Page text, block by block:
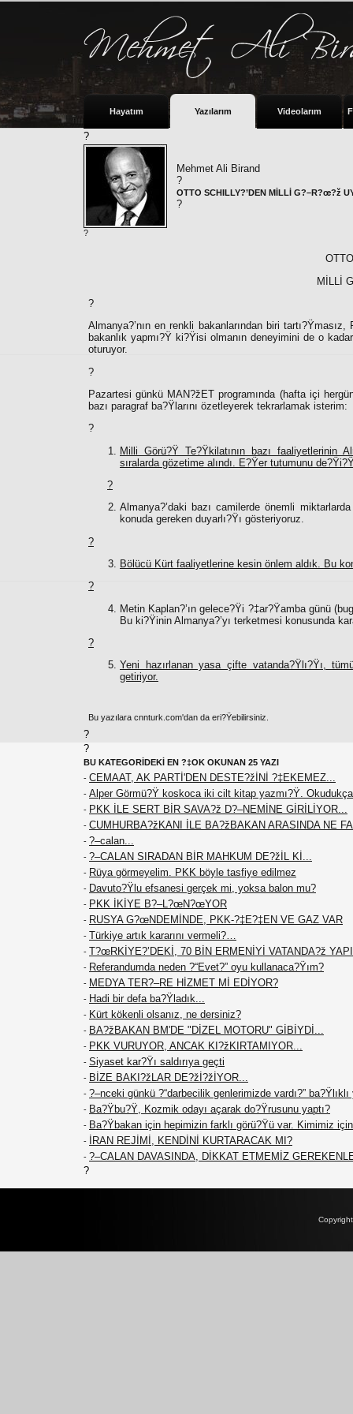
Hayatım Yazılarım Videolarım
?
Mehmet Ali Birand
?
OTTO SCHILLY?’DEN MİLLİ G?–R?œ?ž
?
?
MİLLİ
?
Almanya?’nın en renkli bakanlarından biri
bakanlık yapmı?Ÿ ki?Ÿisi olmanın deneyimini de o
oturuyor.
?
Pazartesi günkü MAN?žET programında (hafta içi
bazı paragraf ba?Ÿlarını özetleyerek tekrarlamak isterim:
?
Milli Görü?Ÿ Te?Ÿkilatının bazı faaliyetlerinin
sıralarda gözetime alındı. E?Ÿer tutumunu
?
Almanya?’daki bazı camilerde önemli
konuda gereken duyarlı?Ÿı gösteriyoruz.
?
Bölücü Kürt faaliyetlerine kesin önlem aldık. Bu
?
Metin Kaplan?’ın gelece?Ÿi ?‡ar?Ÿamba günü
Bu ki?Ÿinin Almanya?’yı terketmesi konusunda
?
Yeni hazırlanan yasa çifte vatanda?Ÿlı?Ÿı,
getiriyor.
Bu yazılara cnnturk.com'dan da eri?Ÿebilirsiniz.
?
?
BU KATEGORİDEKİ EN ?‡OK OKUNAN 25 YAZI
- CEMAAT, AK PARTİ'DEN DESTE?žİNİ ?‡EKEMEZ...
- Alper Görmü?Ÿ koskoca iki cilt kitap yazmı?Ÿ.
- PKK İLE SERT BİR SAVA?ž D?–NEMİNE GİRİLİYOR...
- CUMHURBA?žKANI İLE BA?žBAKAN ARASINDA NE
- ?–calan...
- ?–CALAN SIRADAN BİR MAHKUM DE?žİL Kİ...
- Rüya görmeyelim. PKK böyle tasfiye edilmez
- Davuto?Ÿlu efsanesi gerçek mi, yoksa balon mu?
- PKK İKİYE B?–L?œN?œYOR
- RUSYA G?œNDEMİNDE, PKK-?‡E?‡EN VE GAZ VAR
- Türkiye artık kararını vermeli?…
- T?œRKİYE?’DEKİ, 70 BİN ERMENİYİ VATANDA?ž
- Referandumda neden ?“Evet?” oyu kullanaca?Ÿım?
- MEDYA TER?–RE HİZMET Mİ EDİYOR?
- Hadi bir defa ba?Ÿladık...
- Kürt kökenli olsanız, ne dersiniz?
- BA?žBAKAN BM'DE "DİZEL MOTORU" GİBİYDİ...
- PKK VURUYOR, ANCAK KI?žKIRTAMIYOR...
- Siyaset kar?Ÿı saldırıya geçti
- BİZE BAKI?žLAR DE?žİ?žİYOR...
- ?–nceki günkü ?“darbecilik genlerimizde vardı?”
- Ba?Ÿbu?Ÿ, Kozmik odayı açarak do?Ÿrusunu yaptı?
- Ba?Ÿbakan için hepimizin farklı görü?Ÿü var. Kimimiz
- İRAN REJİMİ, KENDİNİ KURTARACAK MI?
- ?–CALAN DAVASINDA, DİKKAT ETMEMİZ
?